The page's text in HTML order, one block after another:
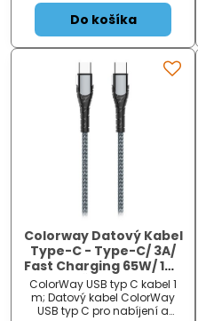
SPECIFIKACE...
Do košíka
Colorway Datový Kabel
Type-C - Type-C/ 3A/
Fast Charging 65W/ 1m/
Šedivý
ColorWay USB typ C kabel 1
m; Datový kabel ColorWay
USB typ C pro nabíjení a